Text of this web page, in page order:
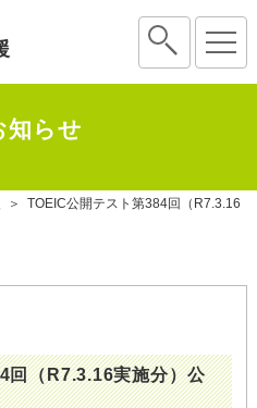
知らせ
＞
TOEIC公開テスト第384回（R7.3.16
回（R7.3.16実施分）公